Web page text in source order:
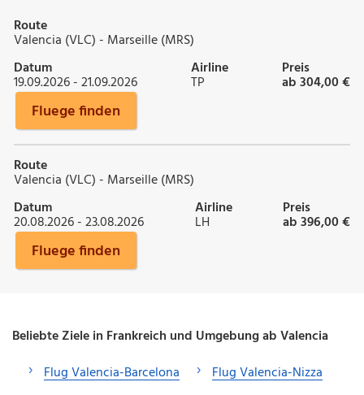
Route
Valencia (VLC) - Marseille (MRS)
Datum
19.09.2026 - 21.09.2026
Airline
TP
Preis
ab 304,00 €
Fluege finden
Route
Valencia (VLC) - Marseille (MRS)
Datum
20.08.2026 - 23.08.2026
Airline
LH
Preis
ab 396,00 €
Fluege finden
Beliebte Ziele in Frankreich und Umgebung ab Valencia
Flug Valencia-Barcelona
Flug Valencia-Nizza